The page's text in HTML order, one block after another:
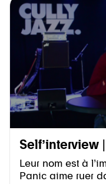
Self’interview
Leur nom est à
Panic aime ruer